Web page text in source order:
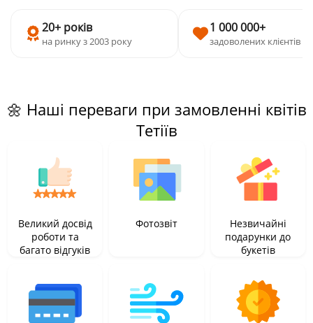
20+ років
на ринку з 2003 року
1 000 000+
задоволених клієнтів
🌼 Наші переваги при замовленні квітів
Тетіїв
Великий досвід
роботи та
багато відгуків
Фотозвіт
Незвичайні
подарунки до
букетів